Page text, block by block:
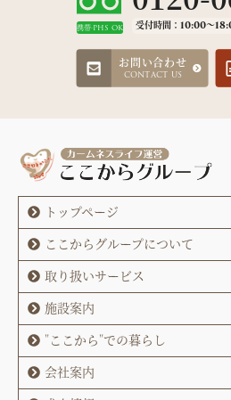
携帯·PHS OK 受付時間：10:00～
お問い合わせ
CONTACT US
トップページ
ここからグループについて
取り扱いサービス
施設案内
"ここから"での暮らし
会社案内